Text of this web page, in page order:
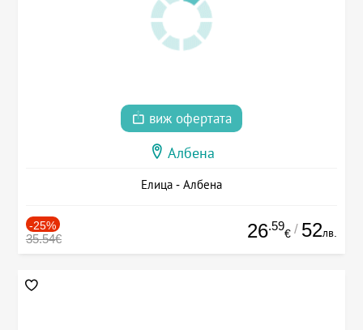
виж офертата
Албена
Елица - Албена
-25%
35.54€ 26.59
€ / 52лв.